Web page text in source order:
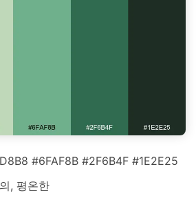
#6FAF8B #2F6B4F #1E2E25
, 평온한